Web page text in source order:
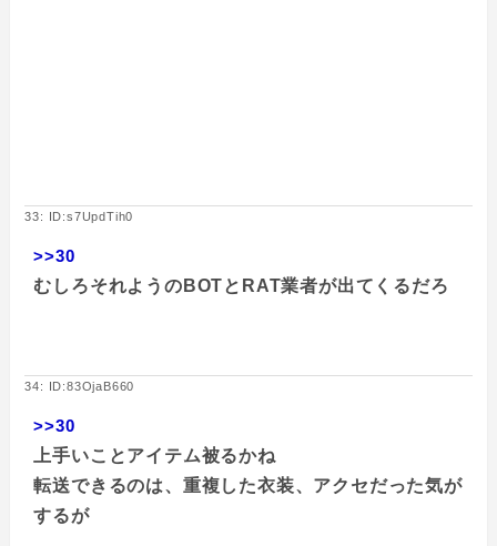
33: ID:s7UpdTih0
>>30
むしろそれようのBOTとRAT業者が出てくるだろ
34: ID:83OjaB660
>>30
上手いことアイテム被るかね
転送できるのは、重複した衣装、アクセだった気が
するが